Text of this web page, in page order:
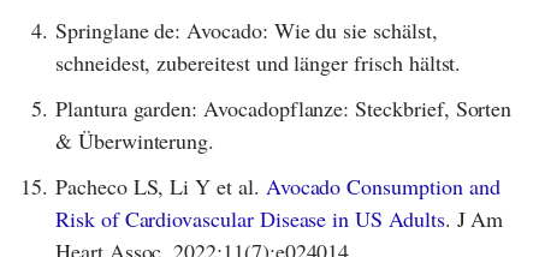
4. Springlane de: Avocado: Wie du sie schälst,
schneidest, zubereitest und länger frisch hältst.
5. Plantura garden: Avocadopflanze: Steckbrief, Sorten
& Überwinterung.
15. Pacheco LS, Li Y et al. Avocado Consumption and
Risk of Cardiovascular Disease in US Adults. J Am
Heart Assoc. 2022;11(7):e024014.